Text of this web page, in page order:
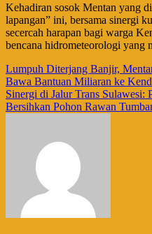
​Kehadiran sosok Mentan yang
lapangan” ini, bersama sinergi
secercah harapan bagi warga
bencana hidrometeorologi yang
Navigasi
pos
Lumpuh Diterjang Banjir,
Bawa Bantuan Miliaran ke
Sinergi di Jalur Trans
Bersihkan Pohon Rawan